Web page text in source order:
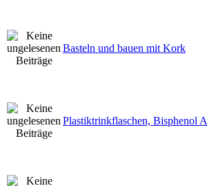
Basteln und bauen mit Kork
Plastiktrinkflaschen, Bisphenol A